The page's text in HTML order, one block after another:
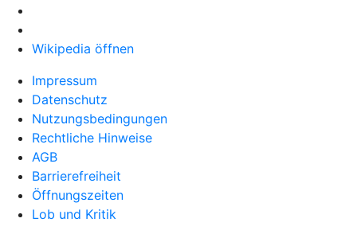
Wikipedia öffnen
Impressum
Datenschutz
Nutzungsbedingungen
Rechtliche Hinweise
AGB
Barrierefreiheit
Öffnungszeiten
Lob und Kritik